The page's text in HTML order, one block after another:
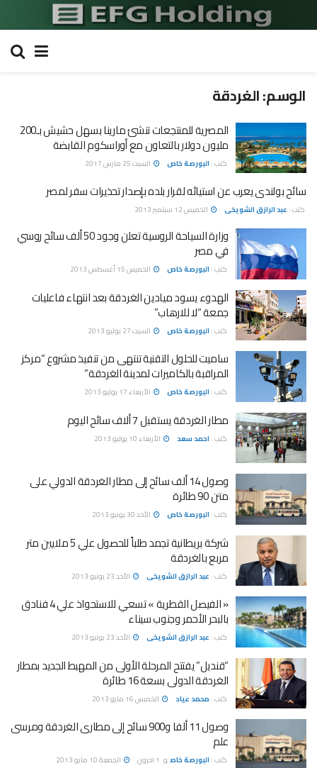
الوسم:الغردقة
المصرية للمنتجعات تنشئ مارينا بسهل حشيش بـ200
مليون دولار بالتعاون مع أوراسكوم القابضة
كتب : البورصة خاص السبت 25 مارس 2017
سائح بولندى يعرب عن استيائه لقرار بلده بإصدار تحذيرات سفر لمصر
كتب : عبد الرازق الشويخى الخميس 12 سبتمبر 2013
وزارة السياحة الروسية تعلن وجود 50 ألف سائح روسي
في مصر
كتب : البورصة خاص الخميس 15 أغسطس 2013
الهدوء يسود ميادين الغردقة بعد انتهاء فاعليات
جمعة “لا للارهاب”
كتب : البورصة خاص السبت 27 يوليو 2013
ساميت للحلول التقنية تنتهى من تنفيذ مشروع “مركز
المراقبة بالكاميرات لمدينة الغردقة”
كتب : البورصة خاص الأربعاء 17 يوليو 2013
مطار الغردقة يستقبل 7 ألاف سائح اليوم
كتب : احمد سعد الأربعاء 10 يوليو 2013
وصول 14 ألف سائح إلى مطار الغردقة الدولي على
متن 90 طائرة
كتب : البورصة خاص الأحد 30 يونيو 2013
شركة بريطانية تجمد طلباً للحصول علي 5 ملايين متر
مربع بالغردقة
كتب : عبد الرازق الشويخى الأحد 23 يونيو 2013
« الفيصل القطرية » تسعي للاستحواذ علي 4 فنادق
بالبحر الأحمر وجنوب سيناء
كتب : عبد الرازق الشويخى الأحد 23 يونيو 2013
“قنديل” يفتتح المرحلة الأولى من المهبط الجديد بمطار
الغردقة الدولى بسعة 16 طائرة
كتب : محمد عياد الخميس 16 مايو 2013
وصول 11 ألفا و900 سائح إلى مطارى الغردقة ومرسى
علم
كتب : البورصة خاصو 1 اخرون الجمعة 10 مايو 2013